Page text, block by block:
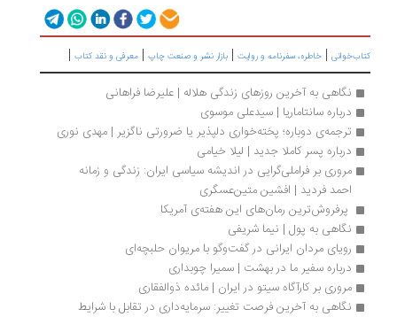
|خاطره، سفرنامه‌ و روایت|بازار نشر و صنعت چاپ|معرفی و نقد کتاب|
نگاهی به آخرین روزهای زندگی هلاله | علیرضا فراهانی
درباره سانتاماریا | سیدعلی موسوی
ترجمه‌ی دوباره؛ پخته‌خواری دلپذیر یا ضرورتی ناگزیر | مهدی نوری
درباره پسر کاملا جدید | لیلا خیامی
احمد فردید | افشین متین‌عسگری
پرفروش‌ترین رمان‌های این هفته‌ی آمریکا
نگاهی به پول | نیما شریفی
رویای مردان ایرانی در گفت‌وگو با مریوان حلبچه‌ای
درباره سفیر ما در بهشت | سمیرا چوبداری
مروری بر کارآگاه سیتو در ایران | مائده ذوالفقاری
نگاهی به آخرین فرصت تغییر: سرمایه‌داری در تقابل با شرایط